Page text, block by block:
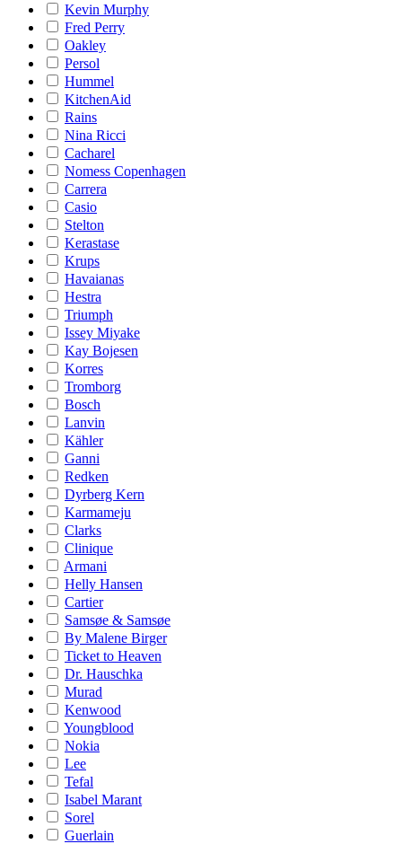
Kevin Murphy
Fred Perry
Oakley
Persol
Hummel
KitchenAid
Rains
Nina Ricci
Cacharel
Nomess Copenhagen
Carrera
Casio
Stelton
Kerastase
Krups
Havaianas
Hestra
Triumph
Issey Miyake
Kay Bojesen
Korres
Tromborg
Bosch
Lanvin
Kähler
Ganni
Redken
Dyrberg Kern
Karmameju
Clarks
Clinique
Armani
Helly Hansen
Cartier
Samsøe & Samsøe
By Malene Birger
Ticket to Heaven
Dr. Hauschka
Murad
Kenwood
Youngblood
Nokia
Lee
Tefal
Isabel Marant
Sorel
Guerlain